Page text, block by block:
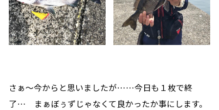
さぁ〜今からと思いましたが……今日も１枚で終
了… まぁぼぅずじゃなくて良かったか事にします。